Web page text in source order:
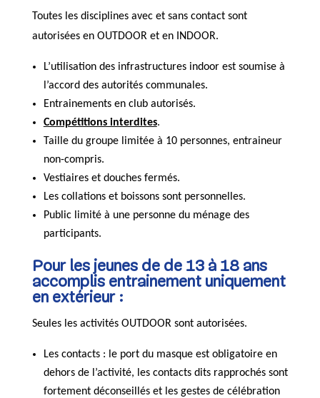
Toutes les disciplines avec et sans contact sont
autorisées en OUTDOOR et en INDOOR.
L’utilisation des infrastructures indoor est soumise à
l’accord des autorités communales.
Entrainements en club autorisés.
Compétitions interdites.
Taille du groupe limitée à 10 personnes, entraineur
non-compris.
Vestiaires et douches fermés.
Les collations et boissons sont personnelles.
Public limité à une personne du ménage des
participants.
Pour les jeunes de de 13 à 18 ans
accomplis entrainement uniquement
en extérieur :
Seules les activités OUTDOOR sont autorisées.
Les contacts : le port du masque est obligatoire en
dehors de l’activité, les contacts dits rapprochés sont
fortement déconseillés et les gestes de célébration